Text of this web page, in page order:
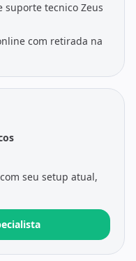
suporte tecnico Zeus
com retirada na
seu setup atual,